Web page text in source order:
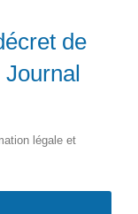
de
légale et